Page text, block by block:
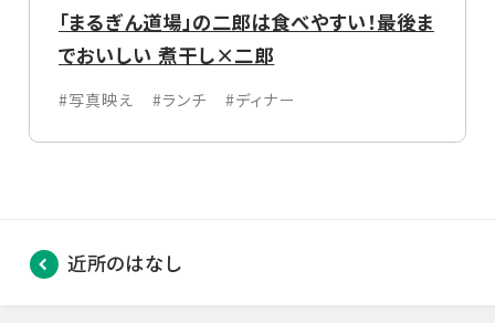
「まるぎん道場」の二郎は食べやすい！最後ま
でおいしい 煮干し×二郎
#写真映え #ランチ #ディナー
近所のはなし